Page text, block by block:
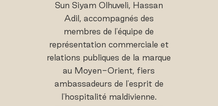
Sun Siyam Olhuveli, Hassan
Adil, accompagnés des
membres de l'équipe de
représentation commerciale et
relations publiques de la marque
au Moyen-Orient, fiers
ambassadeurs de l'esprit de
l'hospitalité maldivienne.